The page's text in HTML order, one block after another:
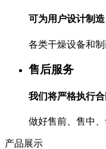
可为用户设计制造
各类干燥设备和
售后服务
我们将严格执行
做好售前、售中
产品展示